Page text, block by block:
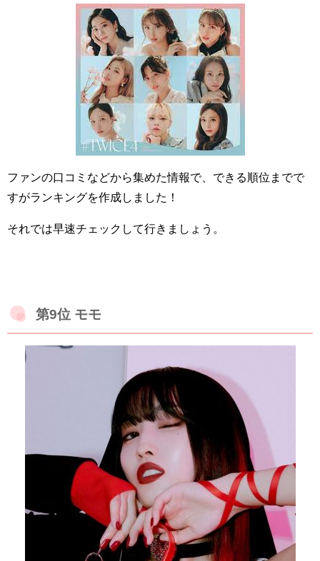
ファンの口コミなどから集めた情報で、できる順位までで
すがランキングを作成しました！
それでは早速チェックして行きましょう。
第9位 モモ